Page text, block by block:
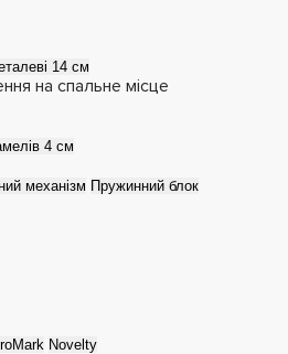
14 см
на спальне місце
4 см
механізм Пружинний блок
Novelty